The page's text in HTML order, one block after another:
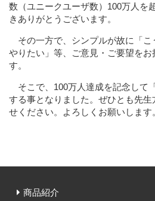
数（ユニークユーザ数）100万人を
きありがとうございます。
その一方で、シンプルが故に「こ
やりたい」等、ご意見・ご要望をお
す。
そこで、100万人達成を記念して
する事となりました。ぜひとも先
せください。よろしくお願いします
商品紹介